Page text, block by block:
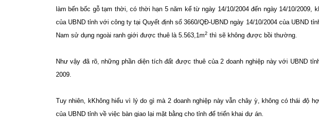
làm bến bốc gỗ tạm thời, có thời hạn 5 năm kể từ ngày 14/10/2004 đến ngày 14/10/2009,
của UBND tỉnh với công ty tại Quyết định số 3660/QĐ-UBND ngày 14/10/2004 của UBND
Nam sử dụng ngoài ranh giới được thuê là 5.563,1m2 thì sẽ không được bồi thường.
Như vậy đã rõ, những phần diện tích đất được thuê của 2 doanh nghiệp này với UBND
2009.
Tuy nhiên, kKhông hiểu vì lý do gì mà 2 doanh nghiệp này vẫn chây ỳ, không có thái độ
của UBND tỉnh về việc bàn giao lại mặt bằng cho tỉnh để triển khai dự án.